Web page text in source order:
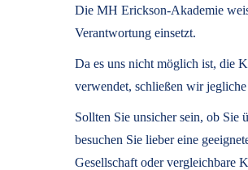
Die MH Erickson-Akademie
Verantwortung einsetzt.
Da es uns nicht möglich ist, die
verwendet, schließen wir
Sollten Sie unsicher sein, ob Sie
besuchen Sie lieber eine
Gesellschaft oder vergleichbare